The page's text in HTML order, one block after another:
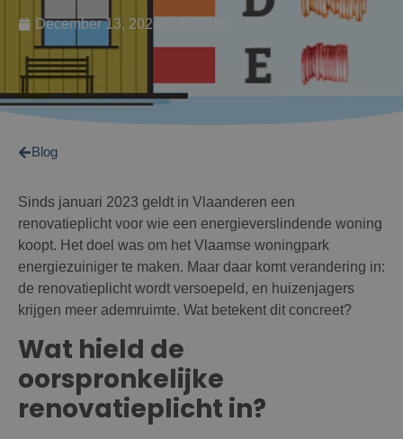
December 13, 2024
Blog
Sinds januari 2023 geldt in Vlaanderen een
renovatieplicht voor wie een energieverslindende woning
koopt. Het doel was om het Vlaamse woningpark
energiezuiniger te maken. Maar daar komt verandering in:
de renovatieplicht wordt versoepeld, en huizenjagers
krijgen meer ademruimte. Wat betekent dit concreet?
Wat hield de
oorspronkelijke
renovatieplicht in?